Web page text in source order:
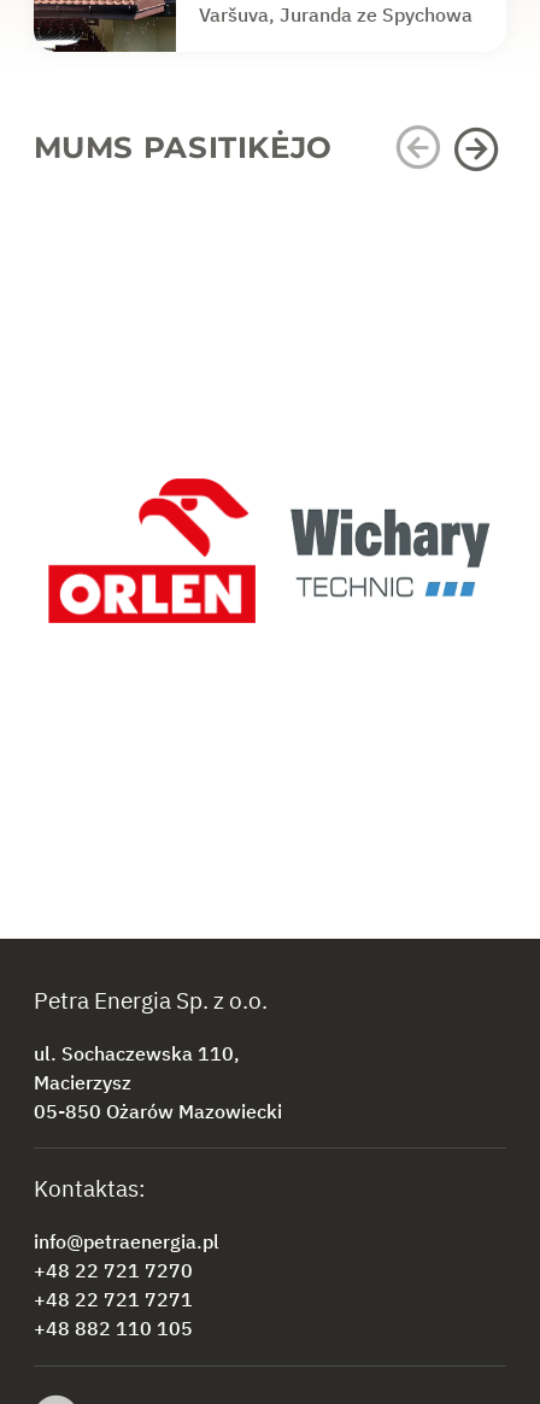
Varšuva, Juranda ze Spychowa
MUMS PASITIKĖJO
Petra Energia Sp. z o.o.
ul. Sochaczewska 110,
Macierzysz
05-850 Ożarów Mazowiecki
Kontaktas:
info@petraenergia.pl
+48 22 721 7270
+48 22 721 7271
+48 882 110 105